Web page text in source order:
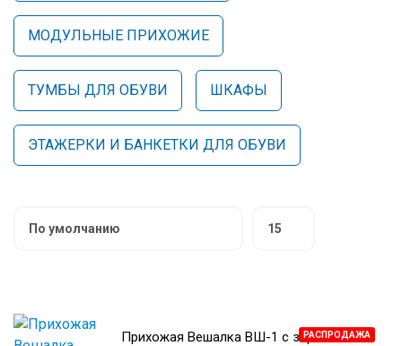
СТОЛЫ ПИСЬМЕННЫЕ
ТУМБЫ
МОЙКИ
ОБЕДЕННЫЕ ГРУППЫ
СТУЛЬЯ
ШКАФЫ
ЭТАЖЕРКИ И БАНКЕТКИ
ДЛЯ ОБУВИ
МОДУЛЬНЫЕ ПРИХОЖИЕ
ТУМБЫ ДЛЯ ОБУВИ ШКАФЫ
ЭТАЖЕРКИ И БАНКЕТКИ ДЛЯ ОБУВИ
РАСПРОДАЖА
Прихожая Вешалка ВШ-1 с зеркалом